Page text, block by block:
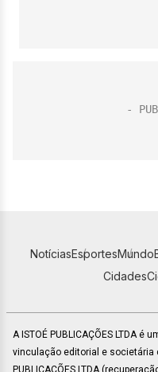
NotíciasEsportesMundo
Cidades
A ISTOÉ PUBLICAÇÕES LTDA
vinculação editorial e societária
PUBLICACÕES LTDA